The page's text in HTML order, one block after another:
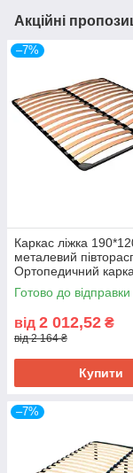
Акційні
–7%
Каркас ліжка
металевий
Ортопедичний
120*190см
Готово до відправки
від 2 012,52 ₴
від 2 164 ₴
Купити
–7%